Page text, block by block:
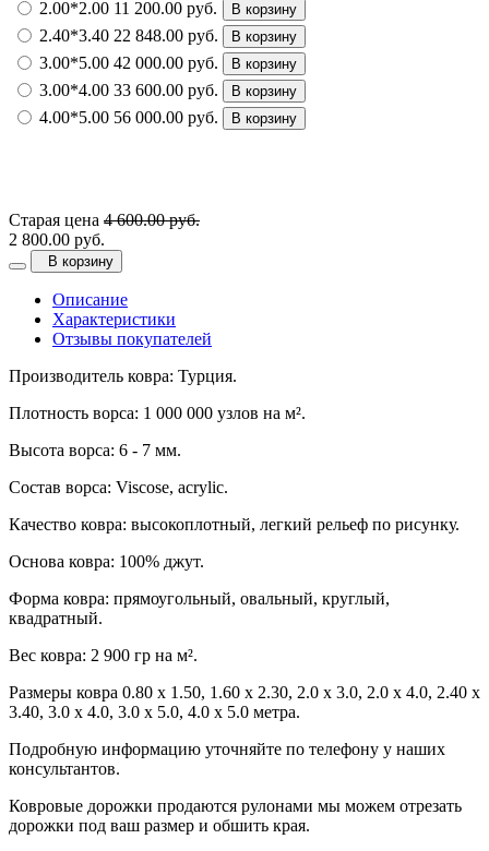
2.00*2.00 11 200.00 руб. В корзину
2.40*3.40 22 848.00 руб. В корзину
3.00*5.00 42 000.00 руб. В корзину
3.00*4.00 33 600.00 руб. В корзину
4.00*5.00 56 000.00 руб. В корзину
Старая цена 4 600.00 руб.
2 800.00 руб.
В корзину
Описание
Характеристики
Отзывы покупателей
Производитель ковра: Турция.
Плотность ворса: 1 000 000 узлов на м².
Высота ворса: 6 - 7 мм.
Состав ворса: Viscose, acrylic.
Качество ковра: высокоплотный, легкий рельеф по рисунку.
Основа ковра: 100% джут.
Форма ковра: прямоугольный, овальный, круглый,
квадратный.
Вес ковра: 2 900 гр на м².
Размеры ковра 0.80 х 1.50, 1.60 х 2.30, 2.0 х 3.0, 2.0 х 4.0, 2.40 х
3.40, 3.0 х 4.0, 3.0 х 5.0, 4.0 х 5.0 метра.
Подробную информацию уточняйте по телефону у наших
консультантов.
Ковровые дорожки продаются рулонами мы можем отрезать
дорожки под ваш размер и обшить края.